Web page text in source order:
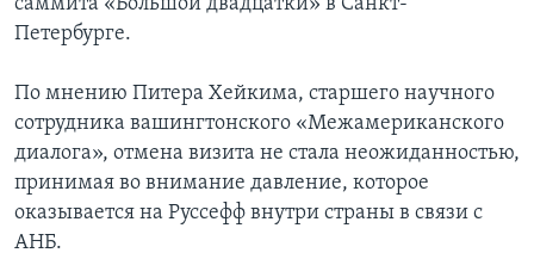
саммита «Большой двадцатки» в Санкт-
Петербурге.
По мнению Питера Хейкима, старшего научного
сотрудника вашингтонского «Межамериканского
диалога», отмена визита не стала неожиданностью,
принимая во внимание давление, которое
оказывается на Руссефф внутри страны в связи с
АНБ.